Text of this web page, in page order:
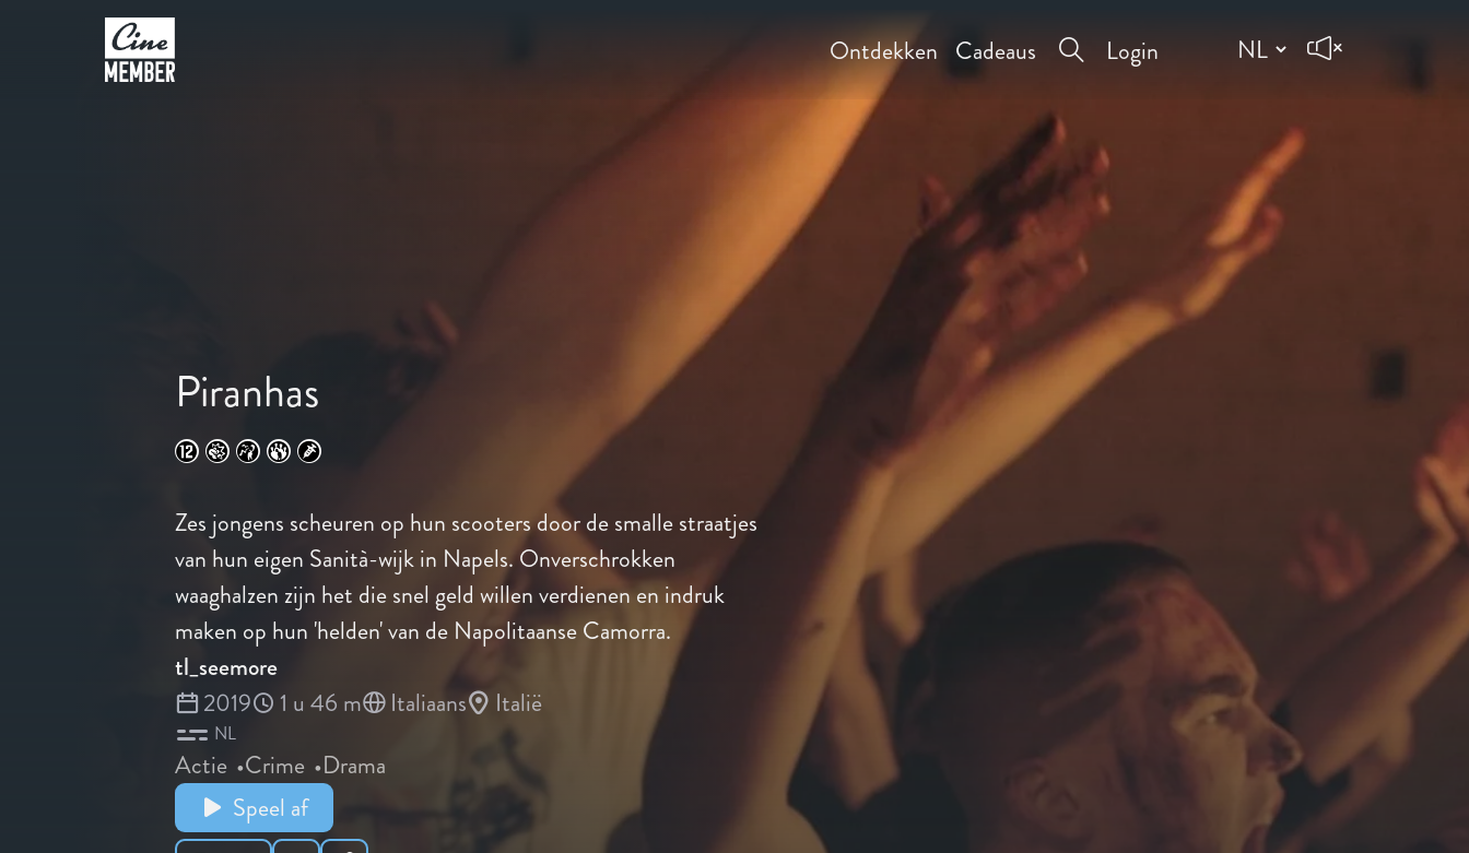
Ontdekken Cadeaus Login
Piranhas
Zes jongens scheuren op hun scooters door de smalle straatjes
van hun eigen Sanità-wijk in Napels. Onverschrokken
waaghalzen zijn het die snel geld willen verdienen en indruk
maken op hun 'helden' van de Napolitaanse Camorra.
tl_seemore
2019
1 u 46 m Italiaans Italië
NL
Actie Crime
Drama
Speel af